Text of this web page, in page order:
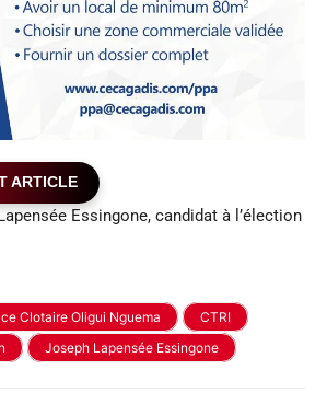
ARTICLE
Essingone, candidat à l’élection
Clotaire Oligui Nguema
CTRI
Joseph Lapensée Essingone